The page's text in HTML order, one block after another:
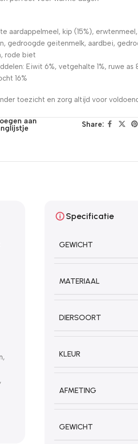
aardappelmeel, kip (15%), erwtenmeel,
gedroogde geitenmelk, aardbei,
rode biet
Eiwit 6%, vetgehalte 1%, ruwe as
16%
toezicht en zorg altijd voor
aan
Share:
Specificatie
GEWICHT
MATERIAAL
DIERSOORT
KLEUR
AFMETING
GEWICHT